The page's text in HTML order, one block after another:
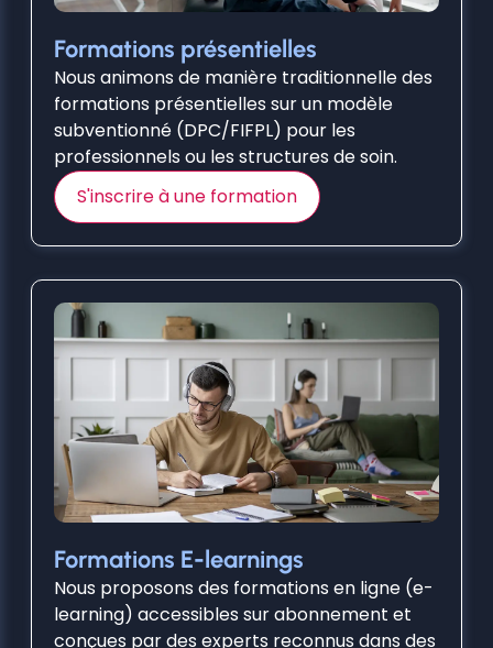
Formations présentielles
Nous animons de manière traditionnelle des
formations présentielles sur un modèle
subventionné (DPC/FIFPL) pour les
professionnels ou les structures de soin.
S'inscrire à une formation
Formations E-learnings
Nous proposons des formations en ligne (e-
learning) accessibles sur abonnement et
conçues par des experts reconnus dans des